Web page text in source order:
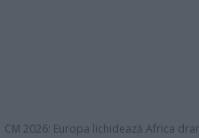
CM 2026: Europa lichidează Africa